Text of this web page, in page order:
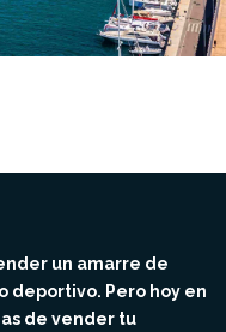
un amarre de
deportivo. Pero hoy en
de vender tu